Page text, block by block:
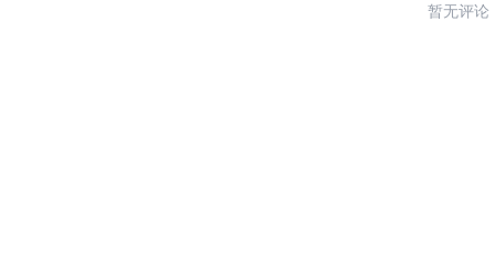
暂无评论